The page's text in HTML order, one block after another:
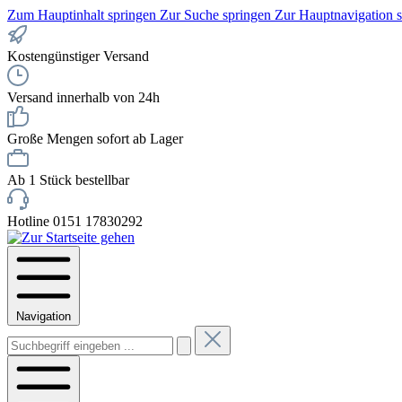
Zum Hauptinhalt springen Zur Suche springen Zur Hauptnavigation
Kostengünstiger Versand
Versand innerhalb von 24h
Große Mengen sofort ab Lager
Ab 1 Stück bestellbar
Hotline 0151 17830292
Navigation